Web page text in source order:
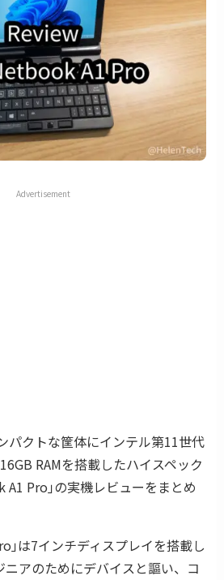
Advertisement
パクトな筐体にインテル第11世代
RAMを搭載したハイスペック
Pro｣の実機レビューをまとめ
｣は7インチディスプレイを搭載し
ニアのためにデバイスと謳い、コ